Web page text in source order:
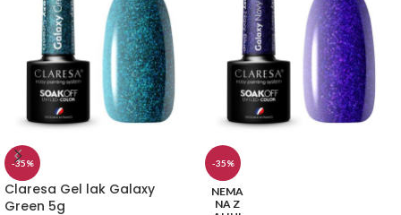
-35%
Claresa Gel lak Galaxy
Green 5g
-35%
NEMA
NA Z